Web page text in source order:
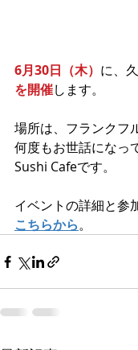
6月30日（木） に、
を開催します。
場所は、フランクフ
何度もお世話になっ
Sushi Cafeです。
イベントの詳細と参
こちらから。